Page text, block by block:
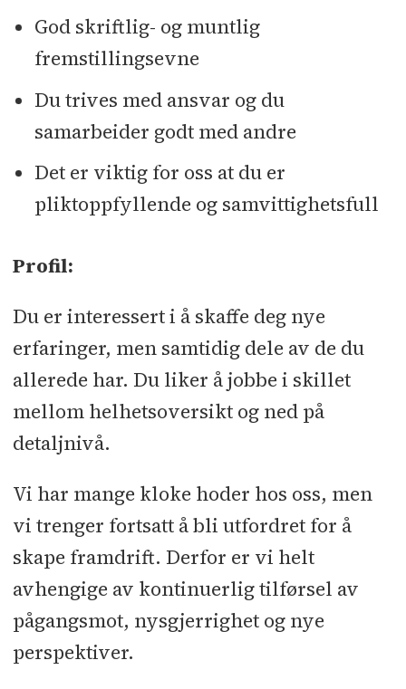
God skriftlig- og muntlig
fremstillingsevne
Du trives med ansvar og du
samarbeider godt med andre
Det er viktig for oss at du er
pliktoppfyllende og samvittighetsfull
Profil:
Du er interessert i å skaffe deg nye
erfaringer, men samtidig dele av de du
allerede har. Du liker å jobbe i skillet
mellom helhetsoversikt og ned på
detaljnivå.
Vi har mange kloke hoder hos oss, men
vi trenger fortsatt å bli utfordret for å
skape framdrift. Derfor er vi helt
avhengige av kontinuerlig tilførsel av
pågangsmot, nysgjerrighet og nye
perspektiver.